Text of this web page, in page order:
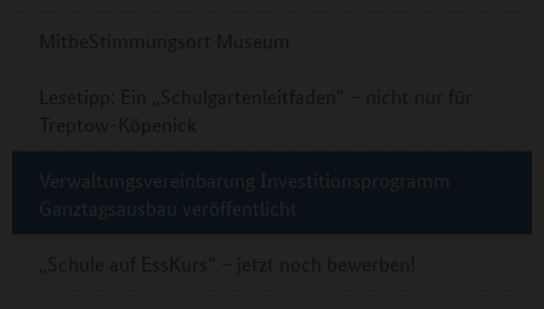
MitbeStimmungsort Museum
Lesetipp: Ein „Schulgartenleitfaden“ – nicht nur für
Treptow-Köpenick
Verwaltungsvereinbarung Investitionsprogramm
Ganztagsausbau veröffentlicht
„Schule auf EssKurs“ – jetzt noch bewerben!